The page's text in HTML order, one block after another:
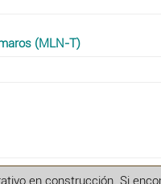
(MLN-T)
en construcción. Si